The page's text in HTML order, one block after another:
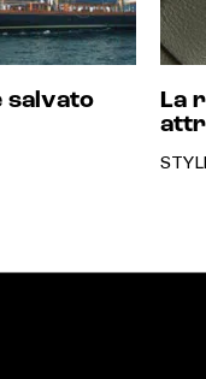
salvato
La